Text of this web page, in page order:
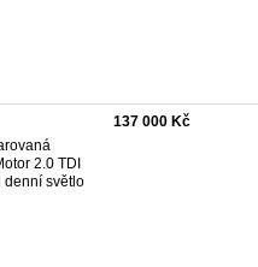
2.0 TDI
denní světlo
137 000 Kč